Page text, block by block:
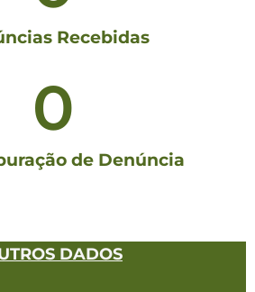
Recebidas
de Denúncia
0
DADOS